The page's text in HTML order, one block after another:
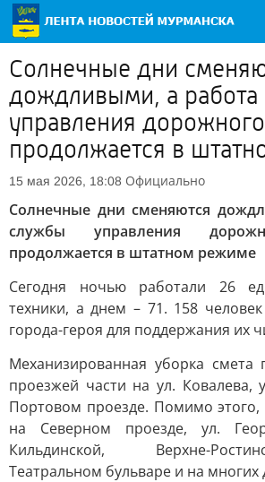
Солнечные дни
дождливыми, а
управления
продолжается в
15 мая 2026, 18:08 Официально
Солнечные дни сменяются
службы управления
продолжается в штатном режиме
Сегодня ночью работали 26
техники, а днем – 71. 158
города-героя для поддержания их
Механизированная уборка смета
проезжей части на ул. Ковалева,
Портовом проезде. Помимо этого,
на Северном проезде, ул.
Кильдинской, Верхне-
Театральном бульваре и на многих